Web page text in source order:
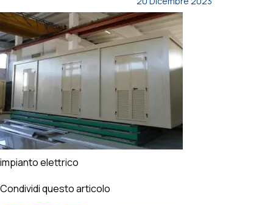
impianto elettrico
Condividi questo articolo